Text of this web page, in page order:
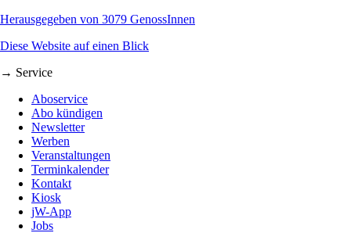
Herausgegeben von 3079 GenossInnen
Diese Website auf einen Blick
→ Service
Aboservice
Abo kündigen
Newsletter
Werben
Veranstaltungen
Terminkalender
Kontakt
Kiosk
jW-App
Jobs